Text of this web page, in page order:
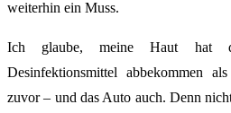
weiterhin ein Muss.
Ich glaube, meine Haut hat
Desinfektionsmittel abbekommen
zuvor – und das Auto auch. Denn